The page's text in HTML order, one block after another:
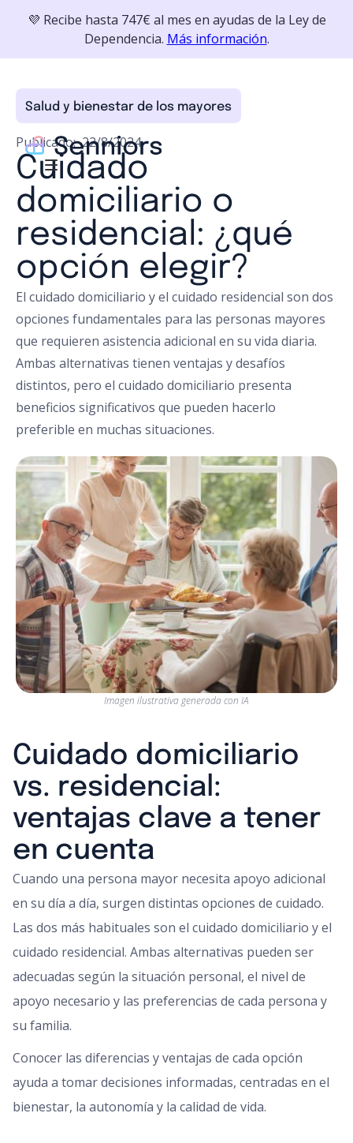
💜 Recibe hasta 747€ al mes en ayudas de la Ley de
Dependencia. Más información.
Salud y bienestar de los mayores
Publicado:22/8/2024
Cuidado
domiciliario o
residencial: ¿qué
opción elegir?
El cuidado domiciliario y el cuidado residencial son dos
opciones fundamentales para las personas mayores
que requieren asistencia adicional en su vida diaria.
Ambas alternativas tienen ventajas y desafíos
distintos, pero el cuidado domiciliario presenta
beneficios significativos que pueden hacerlo
preferible en muchas situaciones.
Imagen ilustrativa generada con IA
Cuidado domiciliario
vs. residencial:
ventajas clave a tener
en cuenta
Cuando una persona mayor necesita apoyo adicional
en su día a día, surgen distintas opciones de cuidado.
Las dos más habituales son el cuidado domiciliario y el
cuidado residencial. Ambas alternativas pueden ser
adecuadas según la situación personal, el nivel de
apoyo necesario y las preferencias de cada persona y
su familia.
Conocer las diferencias y ventajas de cada opción
ayuda a tomar decisiones informadas, centradas en el
bienestar, la autonomía y la calidad de vida.